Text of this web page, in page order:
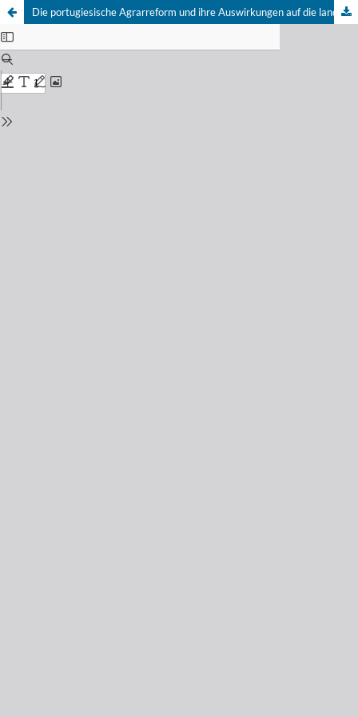
Die portugiesische Agrarreform und ihre Auswirkungen auf die landwirtschaftlichen Besitz- und Betriebsverhältnisse.